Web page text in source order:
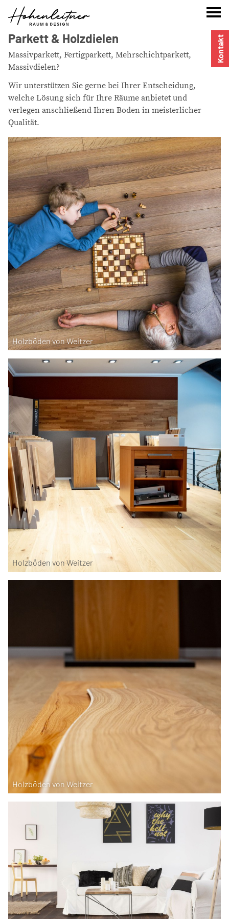
Parkett & Holzdielen
Massivparkett, Fertigparkett, Mehrschichtparkett,
Massivdielen?
Wir unterstützen Sie gerne bei Ihrer Entscheidung,
welche Lösung sich für Ihre Räume anbietet und
verlegen anschließend Ihren Boden in meisterlicher
Qualität.
Holzböden von Weitzer
Holzböden von Weitzer
Holzböden von Weitzer
Kontakt